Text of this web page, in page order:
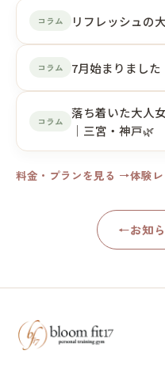
コラム リフレッシュの
コラム 7月始まりまし
コラム
落ち着いた大人
｜三宮・神戸🌿
料金・プランを見る →体験
←お知